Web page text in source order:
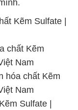
Sulfate |
Kẽm Sulfate
cấp hóa chất
Việt Nam
chất Kẽm
Nam